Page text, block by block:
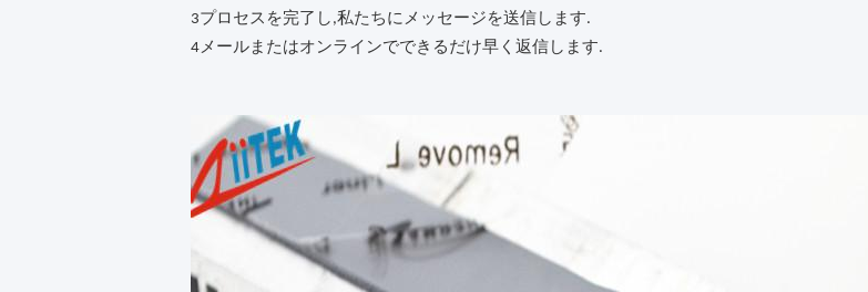
3プロセスを完了し,私たちにメッセージを送信します.
4メールまたはオンラインでできるだけ早く返信します.